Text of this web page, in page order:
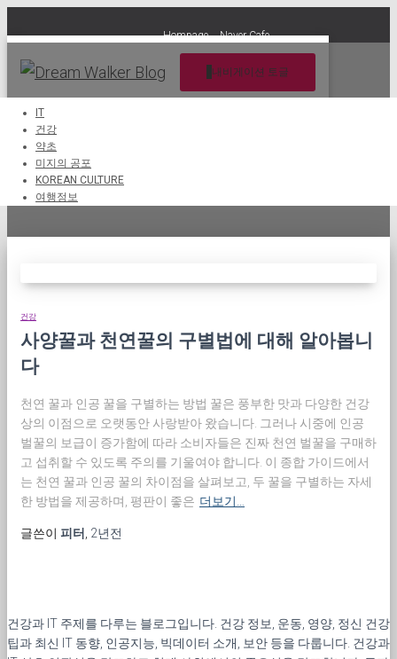
Hompage Naver Cafe
내비게이션 토글
IT
건강
약초
미지의 공포
KOREAN CULTURE
여행정보
진짜 꿀 구매
건강
사양꿀과 천연꿀의 구별법에 대해 알아봅니
다
천연 꿀과 인공 꿀을 구별하는 방법 꿀은 풍부한 맛과 다양한 건강
상의 이점으로 오랫동안 사랑받아 왔습니다. 그러나 시중에 인공
벌꿀의 보급이 증가함에 따라 소비자들은 진짜 천연 벌꿀을 구매하
고 섭취할 수 있도록 주의를 기울여야 합니다. 이 종합 가이드에서
는 천연 꿀과 인공 꿀의 차이점을 살펴보고, 두 꿀을 구별하는 자세
한 방법을 제공하며, 평판이 좋은 더보기…
글쓴이 피터 , 2년전
건강과 IT 주제를 다루는 블로그입니다. 건강 정보, 운동, 영양, 정신 건강
팁과 최신 IT 동향, 인공지능, 빅데이터 소개, 보안 등을 다룹니다. 건강과